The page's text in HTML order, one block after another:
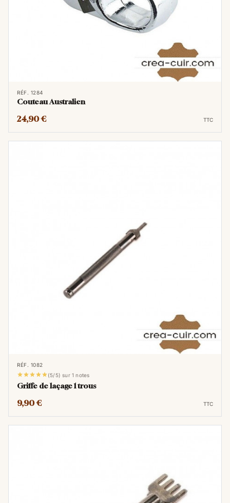
RÉF. 1284
Couteau Australien
24,90 € TTC
RÉF. 1082
(5/5) sur 1 notes
Griffe de laçage 1 trous
9,90 € TTC